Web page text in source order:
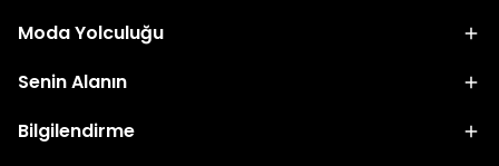
Moda Yolculuğu
Senin Alanın
Bilgilendirme